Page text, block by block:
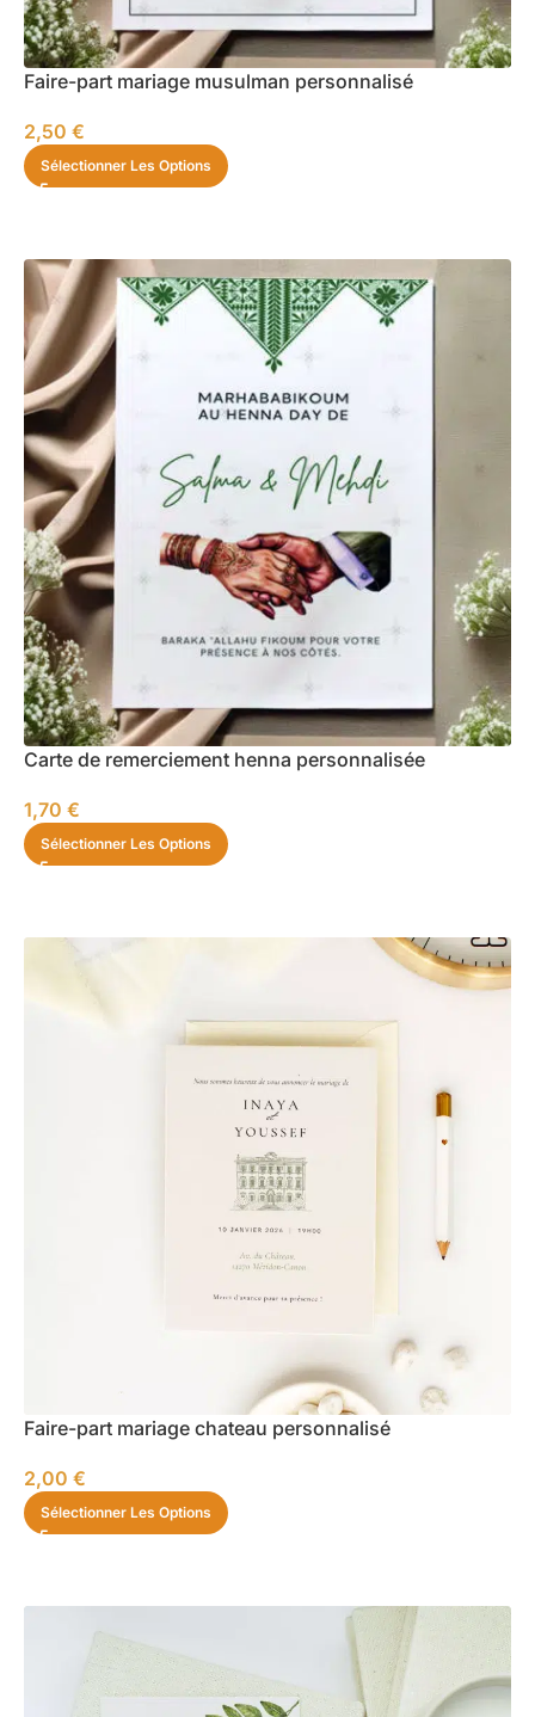
Faire-part mariage musulman personnalisé
2,50 €
Sélectionner Les Options
Carte de remerciement henna personnalisée
1,70 €
Sélectionner Les Options
Faire-part mariage chateau personnalisé
2,00 €
Sélectionner Les Options